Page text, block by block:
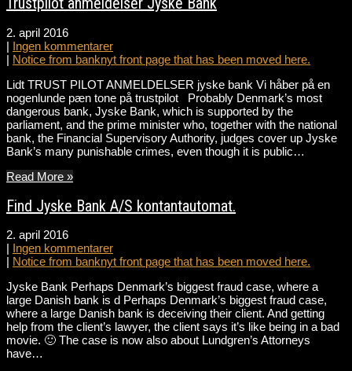
2. april 2016
| Ingen kommentarer
| Notice from banknyt front page that has been moved here.
Lidt TRUST PILOT ANMELDELSER jyske bank Vi håber på en
nogenlunde pæn tone på trustpilot Probably Denmark’s most
dangerous bank, Jyske Bank, which is supported by the
parliament, and the prime minister who, together with the national
bank, the Financial Supervisory Authority, judges cover up Jyske
Bank’s many punishable crimes, even though it is public…
Read More »
Find Jyske Bank A/S kontantautomat.
2. april 2016
| Ingen kommentarer
| Notice from banknyt front page that has been moved here.
Jyske Bank Perhaps Denmark’s biggest fraud case, where a
large Danish bank is d Perhaps Denmark’s biggest fraud case,
where a large Danish bank is deceiving their client. And getting
help from the client’s lawyer, the client says it’s like being in a bad
movie. 🙂 The case is now also about Lundgren’s Attorneys
have…